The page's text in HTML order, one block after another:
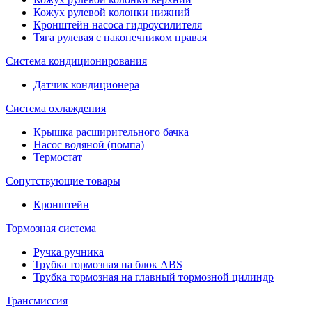
Кожух рулевой колонки нижний
Кронштейн насоса гидроусилителя
Тяга рулевая с наконечником правая
Система кондиционирования
Датчик кондиционера
Система охлаждения
Крышка расширительного бачка
Насос водяной (помпа)
Термостат
Сопутствующие товары
Кронштейн
Тормозная система
Ручка ручника
Трубка тормозная на блок ABS
Трубка тормозная на главный тормозной цилиндр
Трансмиссия